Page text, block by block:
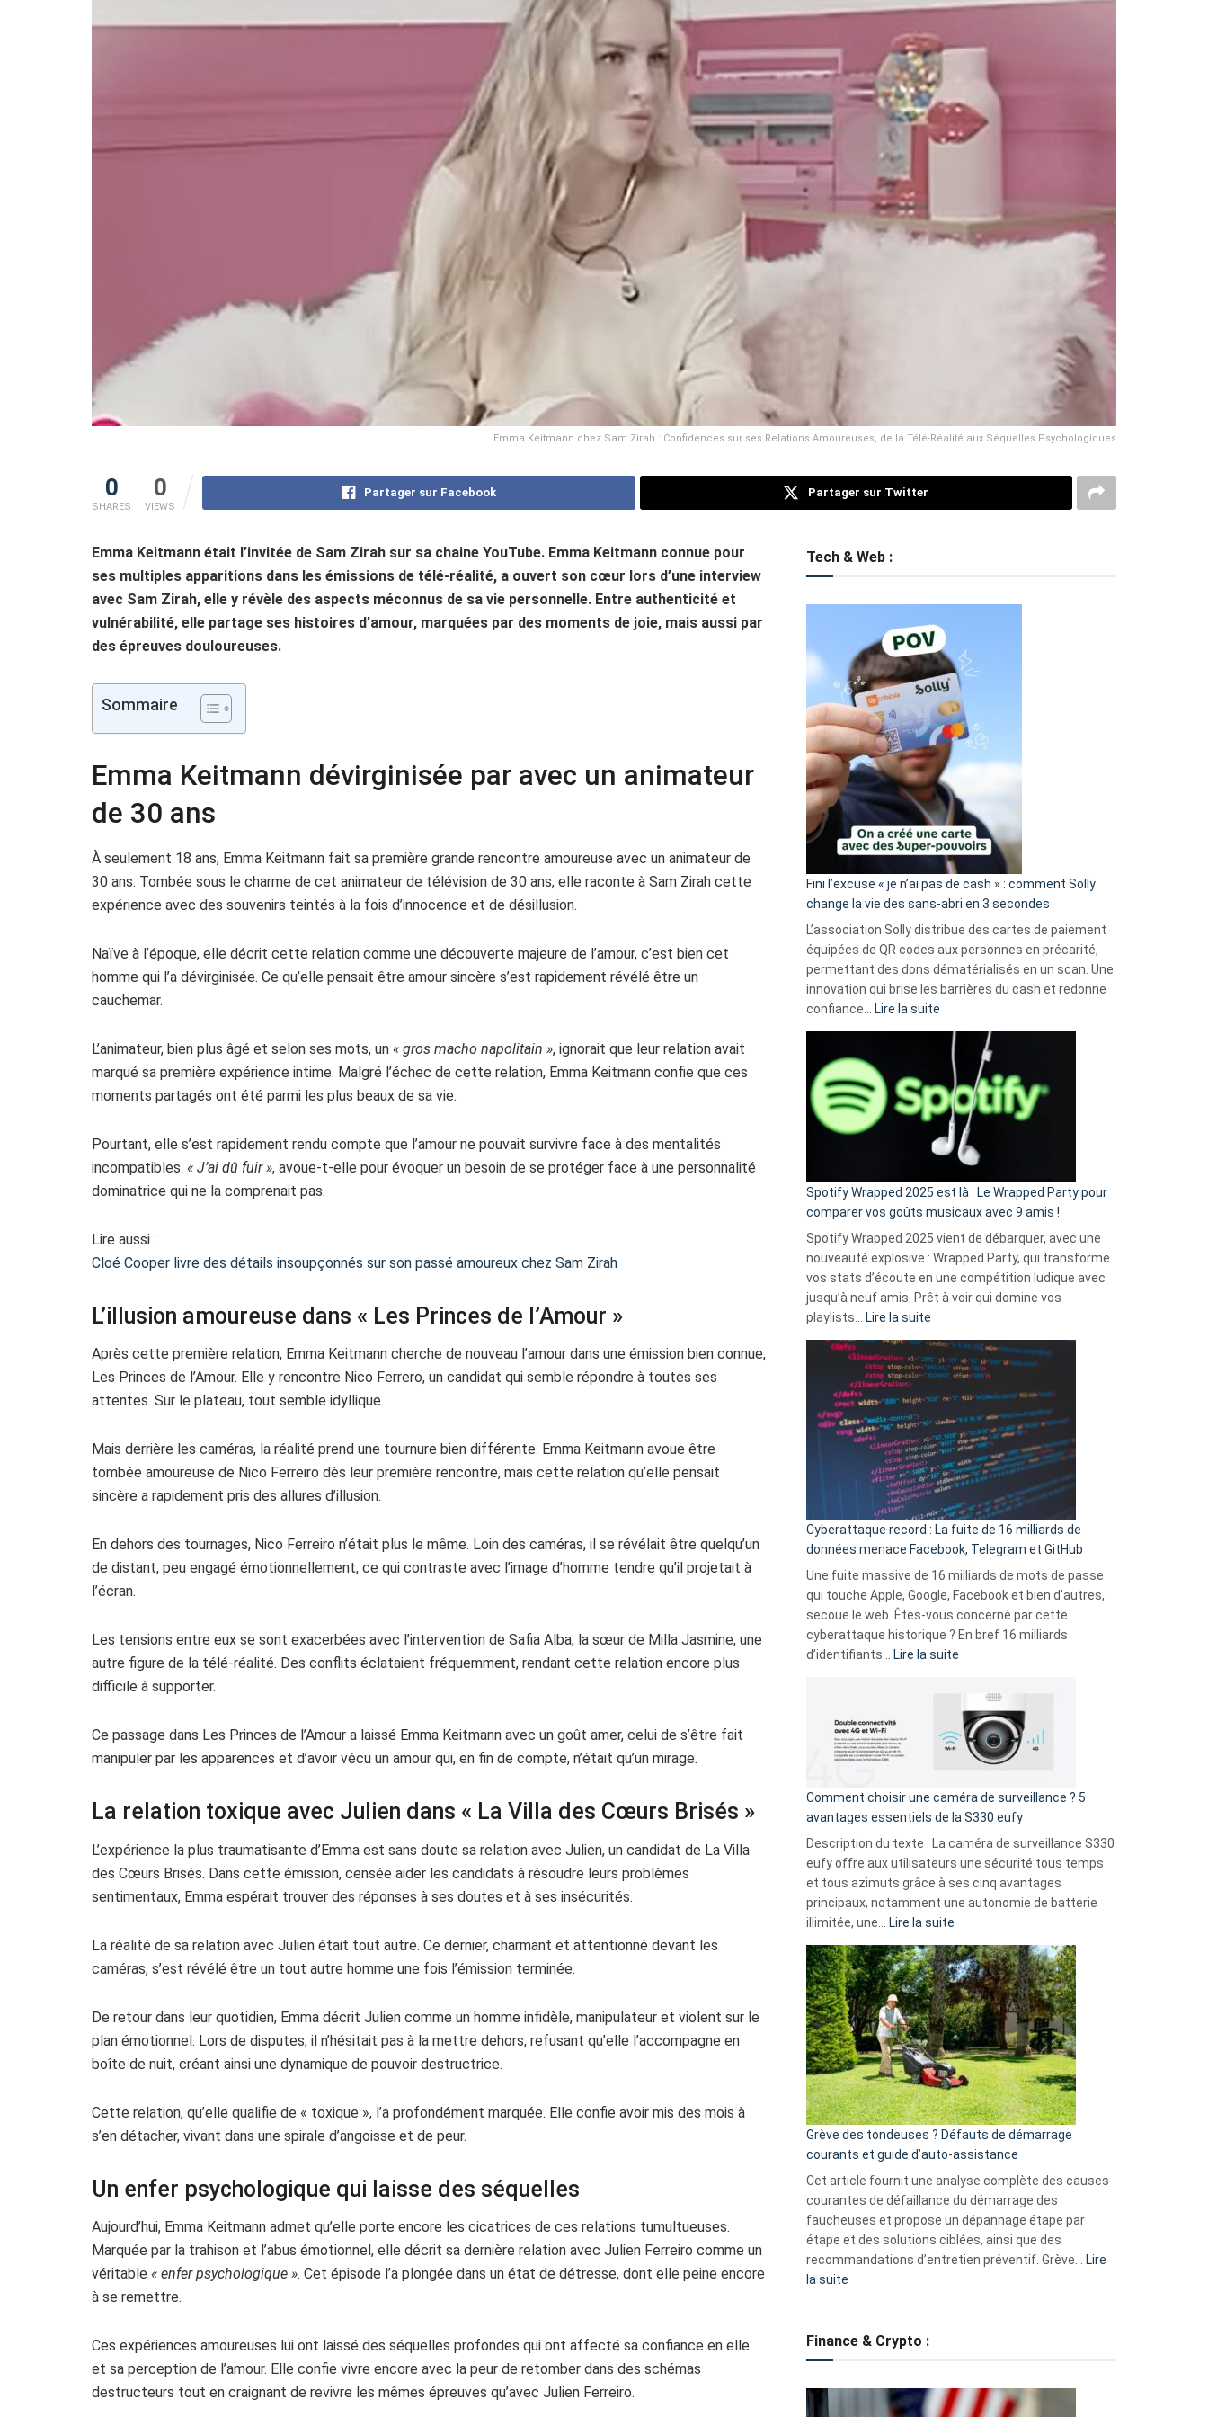
Emma Keitmann chez Sam Zirah : Confidences sur ses Relations Amoureuses, de la Télé-Réalité aux Séquelles Psychologiques
0
SHARES
0
VIEWS
Partager sur Facebook Partager sur Twitter
Emma Keitmann était l’invitée de Sam Zirah sur sa chaine YouTube. Emma Keitmann connue pour
ses multiples apparitions dans les émissions de télé-réalité, a ouvert son cœur lors d’une interview
avec Sam Zirah, elle y révèle des aspects méconnus de sa vie personnelle. Entre authenticité et
vulnérabilité, elle partage ses histoires d’amour, marquées par des moments de joie, mais aussi par
des épreuves douloureuses.
Sommaire
Emma Keitmann dévirginisée par avec un animateur
de 30 ans
À seulement 18 ans, Emma Keitmann fait sa première grande rencontre amoureuse avec un animateur de
30 ans. Tombée sous le charme de cet animateur de télévision de 30 ans, elle raconte à Sam Zirah cette
expérience avec des souvenirs teintés à la fois d’innocence et de désillusion.
Naïve à l’époque, elle décrit cette relation comme une découverte majeure de l’amour, c’est bien cet
homme qui l’a dévirginisée. Ce qu’elle pensait être amour sincère s’est rapidement révélé être un
cauchemar.
L’animateur, bien plus âgé et selon ses mots, un « gros macho napolitain », ignorait que leur relation avait
marqué sa première expérience intime. Malgré l’échec de cette relation, Emma Keitmann confie que ces
moments partagés ont été parmi les plus beaux de sa vie.
Pourtant, elle s’est rapidement rendu compte que l’amour ne pouvait survivre face à des mentalités
incompatibles. « J’ai dû fuir », avoue-t-elle pour évoquer un besoin de se protéger face à une personnalité
dominatrice qui ne la comprenait pas.
Lire aussi :
Cloé Cooper livre des détails insoupçonnés sur son passé amoureux chez Sam Zirah
L’illusion amoureuse dans « Les Princes de l’Amour »
Après cette première relation, Emma Keitmann cherche de nouveau l’amour dans une émission bien connue,
Les Princes de l’Amour. Elle y rencontre Nico Ferrero, un candidat qui semble répondre à toutes ses
attentes. Sur le plateau, tout semble idyllique.
Mais derrière les caméras, la réalité prend une tournure bien différente. Emma Keitmann avoue être
tombée amoureuse de Nico Ferreiro dès leur première rencontre, mais cette relation qu’elle pensait
sincère a rapidement pris des allures d’illusion.
En dehors des tournages, Nico Ferreiro n’était plus le même. Loin des caméras, il se révélait être quelqu’un
de distant, peu engagé émotionnellement, ce qui contraste avec l’image d’homme tendre qu’il projetait à
l’écran.
Les tensions entre eux se sont exacerbées avec l’intervention de Safia Alba, la sœur de Milla Jasmine, une
autre figure de la télé-réalité. Des conflits éclataient fréquemment, rendant cette relation encore plus
difficile à supporter.
Ce passage dans Les Princes de l’Amour a laissé Emma Keitmann avec un goût amer, celui de s’être fait
manipuler par les apparences et d’avoir vécu un amour qui, en fin de compte, n’était qu’un mirage.
La relation toxique avec Julien dans « La Villa des Cœurs Brisés »
L’expérience la plus traumatisante d’Emma est sans doute sa relation avec Julien, un candidat de La Villa
des Cœurs Brisés. Dans cette émission, censée aider les candidats à résoudre leurs problèmes
sentimentaux, Emma espérait trouver des réponses à ses doutes et à ses insécurités.
La réalité de sa relation avec Julien était tout autre. Ce dernier, charmant et attentionné devant les
caméras, s’est révélé être un tout autre homme une fois l’émission terminée.
De retour dans leur quotidien, Emma décrit Julien comme un homme infidèle, manipulateur et violent sur le
plan émotionnel. Lors de disputes, il n’hésitait pas à la mettre dehors, refusant qu’elle l’accompagne en
boîte de nuit, créant ainsi une dynamique de pouvoir destructrice.
Cette relation, qu’elle qualifie de « toxique », l’a profondément marquée. Elle confie avoir mis des mois à
s’en détacher, vivant dans une spirale d’angoisse et de peur.
Un enfer psychologique qui laisse des séquelles
Aujourd’hui, Emma Keitmann admet qu’elle porte encore les cicatrices de ces relations tumultueuses.
Marquée par la trahison et l’abus émotionnel, elle décrit sa dernière relation avec Julien Ferreiro comme un
véritable « enfer psychologique ». Cet épisode l’a plongée dans un état de détresse, dont elle peine encore
à se remettre.
Ces expériences amoureuses lui ont laissé des séquelles profondes qui ont affecté sa confiance en elle
et sa perception de l’amour. Elle confie vivre encore avec la peur de retomber dans des schémas
destructeurs tout en craignant de revivre les mêmes épreuves qu’avec Julien Ferreiro.
Tech & Web :
Fini l’excuse « je n’ai pas de cash » : comment Solly
change la vie des sans-abri en 3 secondes
L’association Solly distribue des cartes de paiement
équipées de QR codes aux personnes en précarité,
permettant des dons dématérialisés en un scan. Une
innovation qui brise les barrières du cash et redonne
confiance…
Lire la suite
l’excuse
je
n’ai
pas
de
cash
»
Solly
change
la
vie
sans-
abri
en
3
secondes
Spotify Wrapped 2025 est là : Le Wrapped Party pour
comparer vos goûts musicaux avec 9 amis !
Spotify Wrapped 2025 vient de débarquer, avec une
nouveauté explosive : Wrapped Party, qui transforme
vos stats d’écoute en une compétition ludique avec
jusqu’à neuf amis. Prêt à voir qui domine vos
playlists…
Lire la suite
Wrapped
2025
est
:
Le
Wrapped
Party
pour
comparer
vos
goûts
musicaux
avec
9
amis
Cyberattaque record : La fuite de 16 milliards de
données menace Facebook, Telegram et GitHub
Une fuite massive de 16 milliards de mots de passe
qui touche Apple, Google, Facebook et bien d’autres,
secoue le web. Êtes-vous concerné par cette
cyberattaque historique ? En bref 16 milliards
d’identifiants…
Lire la suite
record
La
fuite
16
milliards
données
menace
Facebook,
Telegram
GitHub
Comment choisir une caméra de surveillance ? 5
avantages essentiels de la S330 eufy
Description du texte : La caméra de surveillance S330
eufy offre aux utilisateurs une sécurité tous temps
et tous azimuts grâce à ses cinq avantages
principaux, notamment une autonomie de batterie
illimitée, une…
Lire la suite
choisir
une
caméra
de
surveillance
?
5
avantages
essentiels
de
la
S330
eufy
Grève des tondeuses ? Défauts de démarrage
courants et guide d’auto-assistance
Cet article fournit une analyse complète des causes
courantes de défaillance du démarrage des
faucheuses et propose un dépannage étape par
étape et des solutions ciblées, ainsi que des
recommandations d’entretien préventif. Grève…
Lire
la suite
tondeuses
Finance & Crypto :